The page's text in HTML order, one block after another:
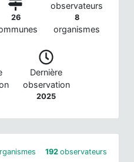
26
observateurs
8
organismes
Dernière
observation
2025
192 observateurs